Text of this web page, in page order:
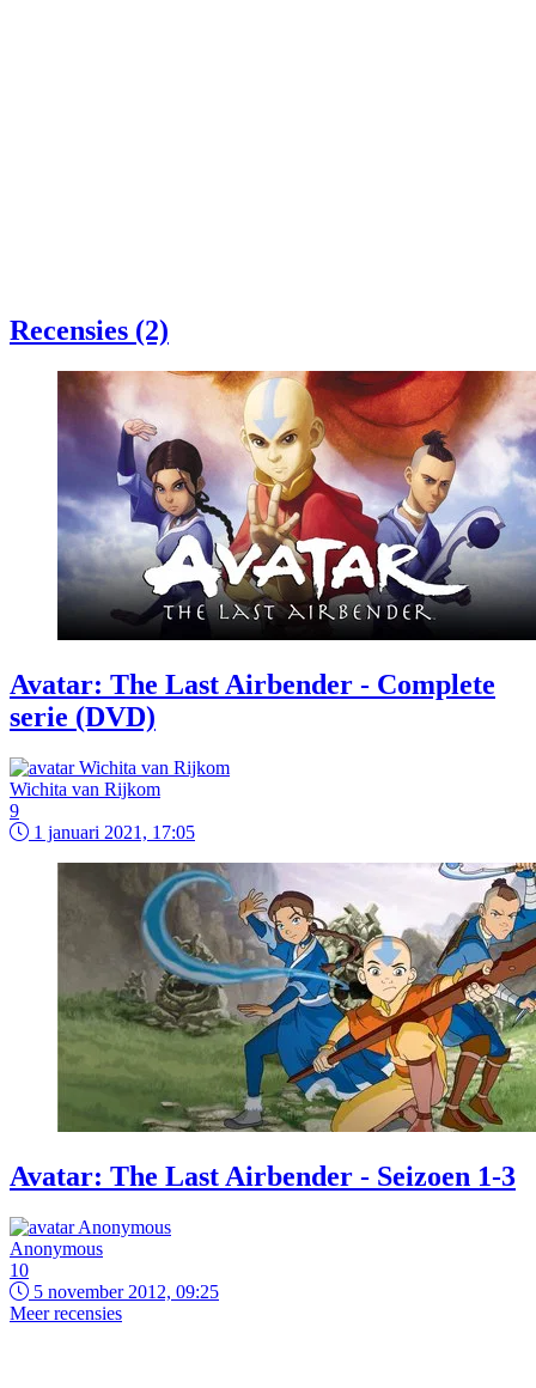
Recensies (2)
Avatar: The Last Airbender - Complete
serie (DVD)
Wichita van Rijkom
9
1 januari 2021, 17:05
Avatar: The Last Airbender - Seizoen 1-3
Anonymous
10
5 november 2012, 09:25
Meer recensies